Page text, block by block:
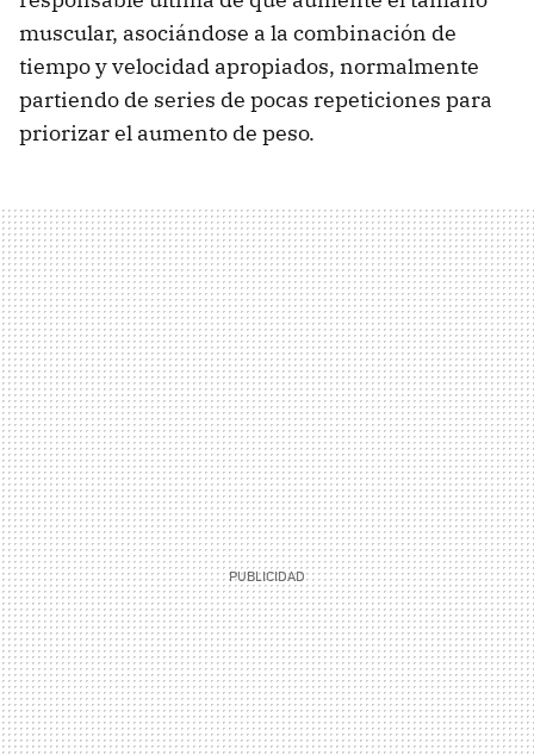
muscular, asociándose a la combinación de
tiempo y velocidad apropiados, normalmente
partiendo de series de pocas repeticiones para
priorizar el aumento de peso.